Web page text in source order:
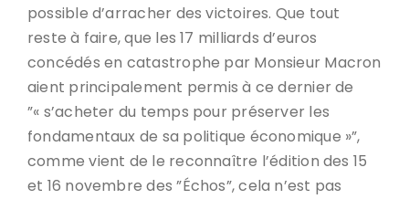
possible d’arracher des victoires. Que tout
reste à faire, que les 17 milliards d’euros
concédés en catastrophe par Monsieur Macron
aient principalement permis à ce dernier de
”« s’acheter du temps pour préserver les
fondamentaux de sa politique économique »”,
comme vient de le reconnaître l’édition des 15
et 16 novembre des ”Échos”, cela n’est pas